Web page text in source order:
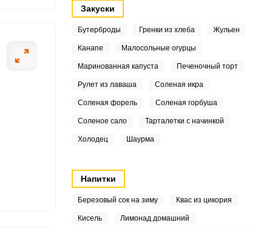
Закуски
Бутерброды Гренки из хлеба Жульен
Канапе Малосольные огурцы
Маринованная капуста Печеночный торт
Рулет из лаваша Соленая икра
Соленая форель Соленая горбуша
Соленое сало Тарталетки с начинкой
Холодец Шаурма
Напитки
Березовый сок на зиму Квас из цикория
Кисель Лимонад домашний